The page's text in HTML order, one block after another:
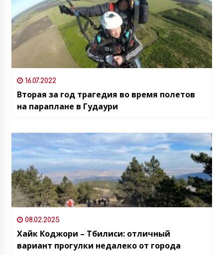
16.07.2022
Вторая за год трагедия во время полетов
на параплане в Гудаури
08.02.2025
Хайк Коджори – Тбилиси: отличный
вариант прогулки недалеко от города